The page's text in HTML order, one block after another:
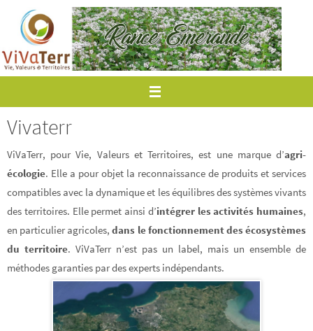
Passer
contenu
Vivaterr
ViVaTerr, pour Vie, Valeurs et Territoires, est une marque d’agri-
écologie. Elle a pour objet la reconnaissance de produits et services
compatibles avec la dynamique et les équilibres des systèmes vivants
des territoires. Elle permet ainsi d’intégrer les activités humaines,
en particulier agricoles,dans le fonctionnement des écosystèmes
du territoire. ViVaTerr n’est pas un label, mais un ensemble de
méthodes garanties par des experts indépendants.